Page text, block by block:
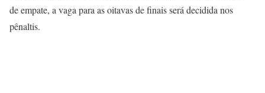
de empate, a vaga para as oitavas de finais será decidida nos
pênaltis.